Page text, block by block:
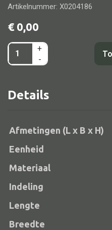
Barstoel
Kinderstoel
Kruk
Stoel overig
Bank gestoffeerd
Bank hout
Bank IJzer
Chaise longues
Poef
Artikelnummer: X0204186
€ 0,00
Bureaustoel
50x50x75
+
-
Details
Afmetingen (L x B x H)
Eenheid
Materiaal
Indeling
Lengte
Breedte